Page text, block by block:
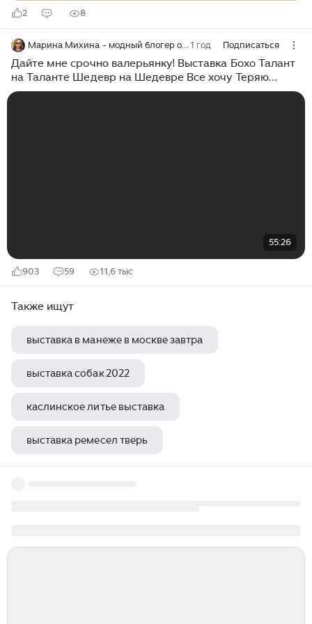
2 8
Марина Михина - модный блогер о стиле без комплексов и табу! 1 год Подписаться
Дайте мне срочно валерьянку! Выставка Бохо Талант
на Таланте Шедевр на Шедевре Все хочу Теряю
контроль
55:26
903 59 11,6 тыс
Также ищут
выставка в манеже в москве завтра
выставка собак 2022
каслинское литье выставка
выставка ремесел тверь